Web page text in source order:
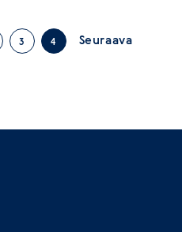
3 4 Seuraava